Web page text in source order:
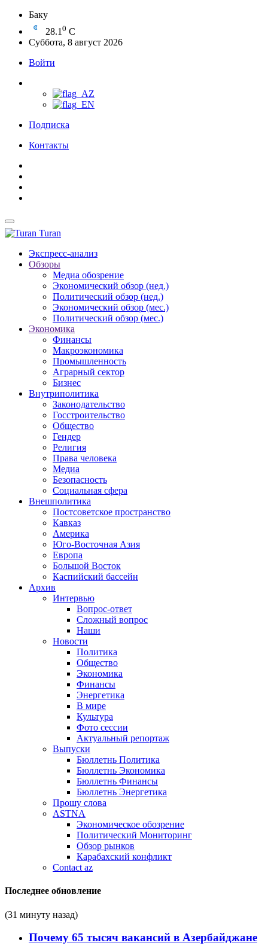
Баку
28.1 0 C
Суббота, 8 август 2026
Войти
Подписка
Контакты
Turan
Экспресс-анализ
Обзоры
Медиа обозрение
Экономический обзор (нед.)
Политический обзор (нед.)
Экономический обзор (мес.)
Политический обзор (мес.)
Экономика
Финансы
Макроэкономика
Промышленность
Аграрный сектор
Бизнес
Внутриполитика
Законодательство
Госстроительство
Общество
Гендер
Религия
Права человека
Медиа
Безопасность
Социальная сфера
Внешполитика
Постсоветское пространство
Кавказ
Америка
Юго-Восточная Азия
Европа
Большой Восток
Каспийский бассейн
Архив
Интервью
Вопрос-ответ
Сложный вопрос
Наши
Новости
Политика
Общество
Экономика
Финансы
Энергетика
В мире
Культура
Фото сессии
Актуальный репортаж
Выпуски
Бюллетнь Политика
Бюллетнь Экономика
Бюллетнь Финансы
Бюллетнь Энергетика
Прошу слова
ASTNA
Экономическое обозрение
Политический Мониторинг
Обзор рынков
Карабахский конфликт
Contact az
Последнее обновление
(31 минуту назад)
Почему 65 тысяч вакансий в Азербайджане